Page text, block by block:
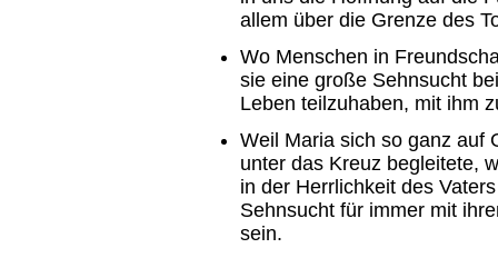
allem über die Grenze des
Wo Menschen in
sie eine große Sehnsucht
Leben teilzuhaben, mit ihm
Weil Maria sich so ganz auf
unter das Kreuz begleitete,
in der Herrlichkeit des
Sehnsucht für immer mit
sein.